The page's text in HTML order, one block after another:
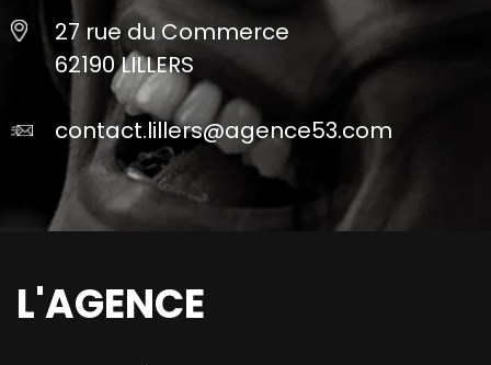
27 rue du Commerce
62190 LILLERS
contact.lillers@agence53.com
L'AGENCE